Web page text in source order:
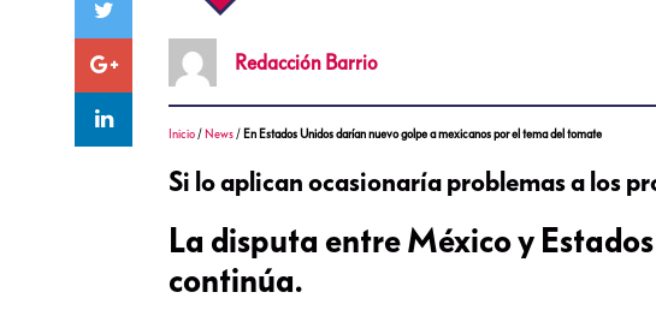
Redacción Barrio
Inicio/ News/ En Estados Unidos darían nuevo golpe a mexicanos por el tema del tomate
Si lo aplican ocasionaría problemas a los
La disputa entre México y
continúa.